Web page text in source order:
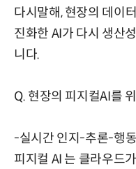
다시말해, 현장의 데이
진화한 AI가 다시 생산
니다.
Q. 현장의 피지컬AI를
-실시간 인지-추론-행
피지컬 AI 는 클라우드